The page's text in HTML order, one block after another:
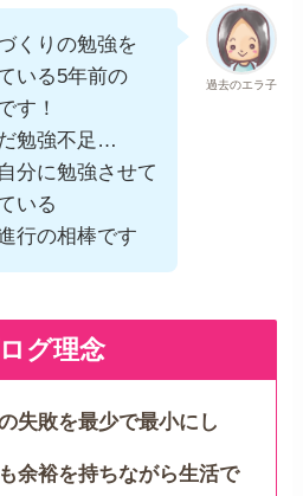
過去のエラ子
くりの勉強を
いる5年前の
す！
勉強不足…
分に勉強させて
いる
行の相棒です
グ理念
失敗を最少で最小にし
余裕を持ちながら生活で